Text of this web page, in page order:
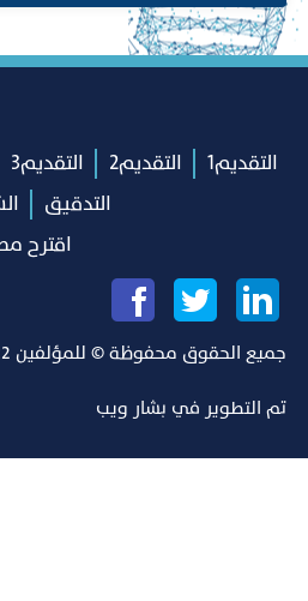
التقديم1 التقديم2 التقديم3
التدقيق
اقترح
جميع الحقوق محفوظة © للمؤلفين 2022
تم التطوير في بشار ويب